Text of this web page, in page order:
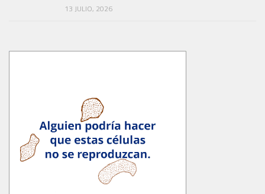
13 JULIO, 2026